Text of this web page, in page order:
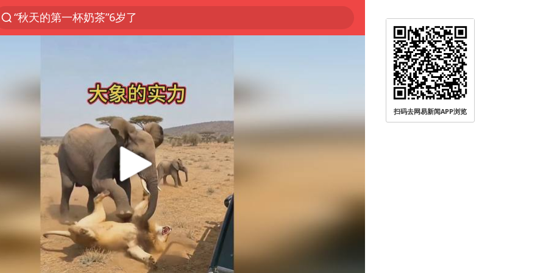
“秋天的第一杯奶茶”6岁了
四川宜宾市高县4.9级地震致1人死亡
中国女篮70-67险胜尼日利亚女篮
名创优品回应女子吐槽内裤质量差
上海：台风白海豚或将带来龙卷风
国防部：中国军队坚决反制任何闹海挑衅图谋
U17国足三连胜晋级明日之星半决赛
国乒男单横滨冠军赛全军覆没
38岁演员求职万岁山NPC成功
扫码去网易新闻APP浏览